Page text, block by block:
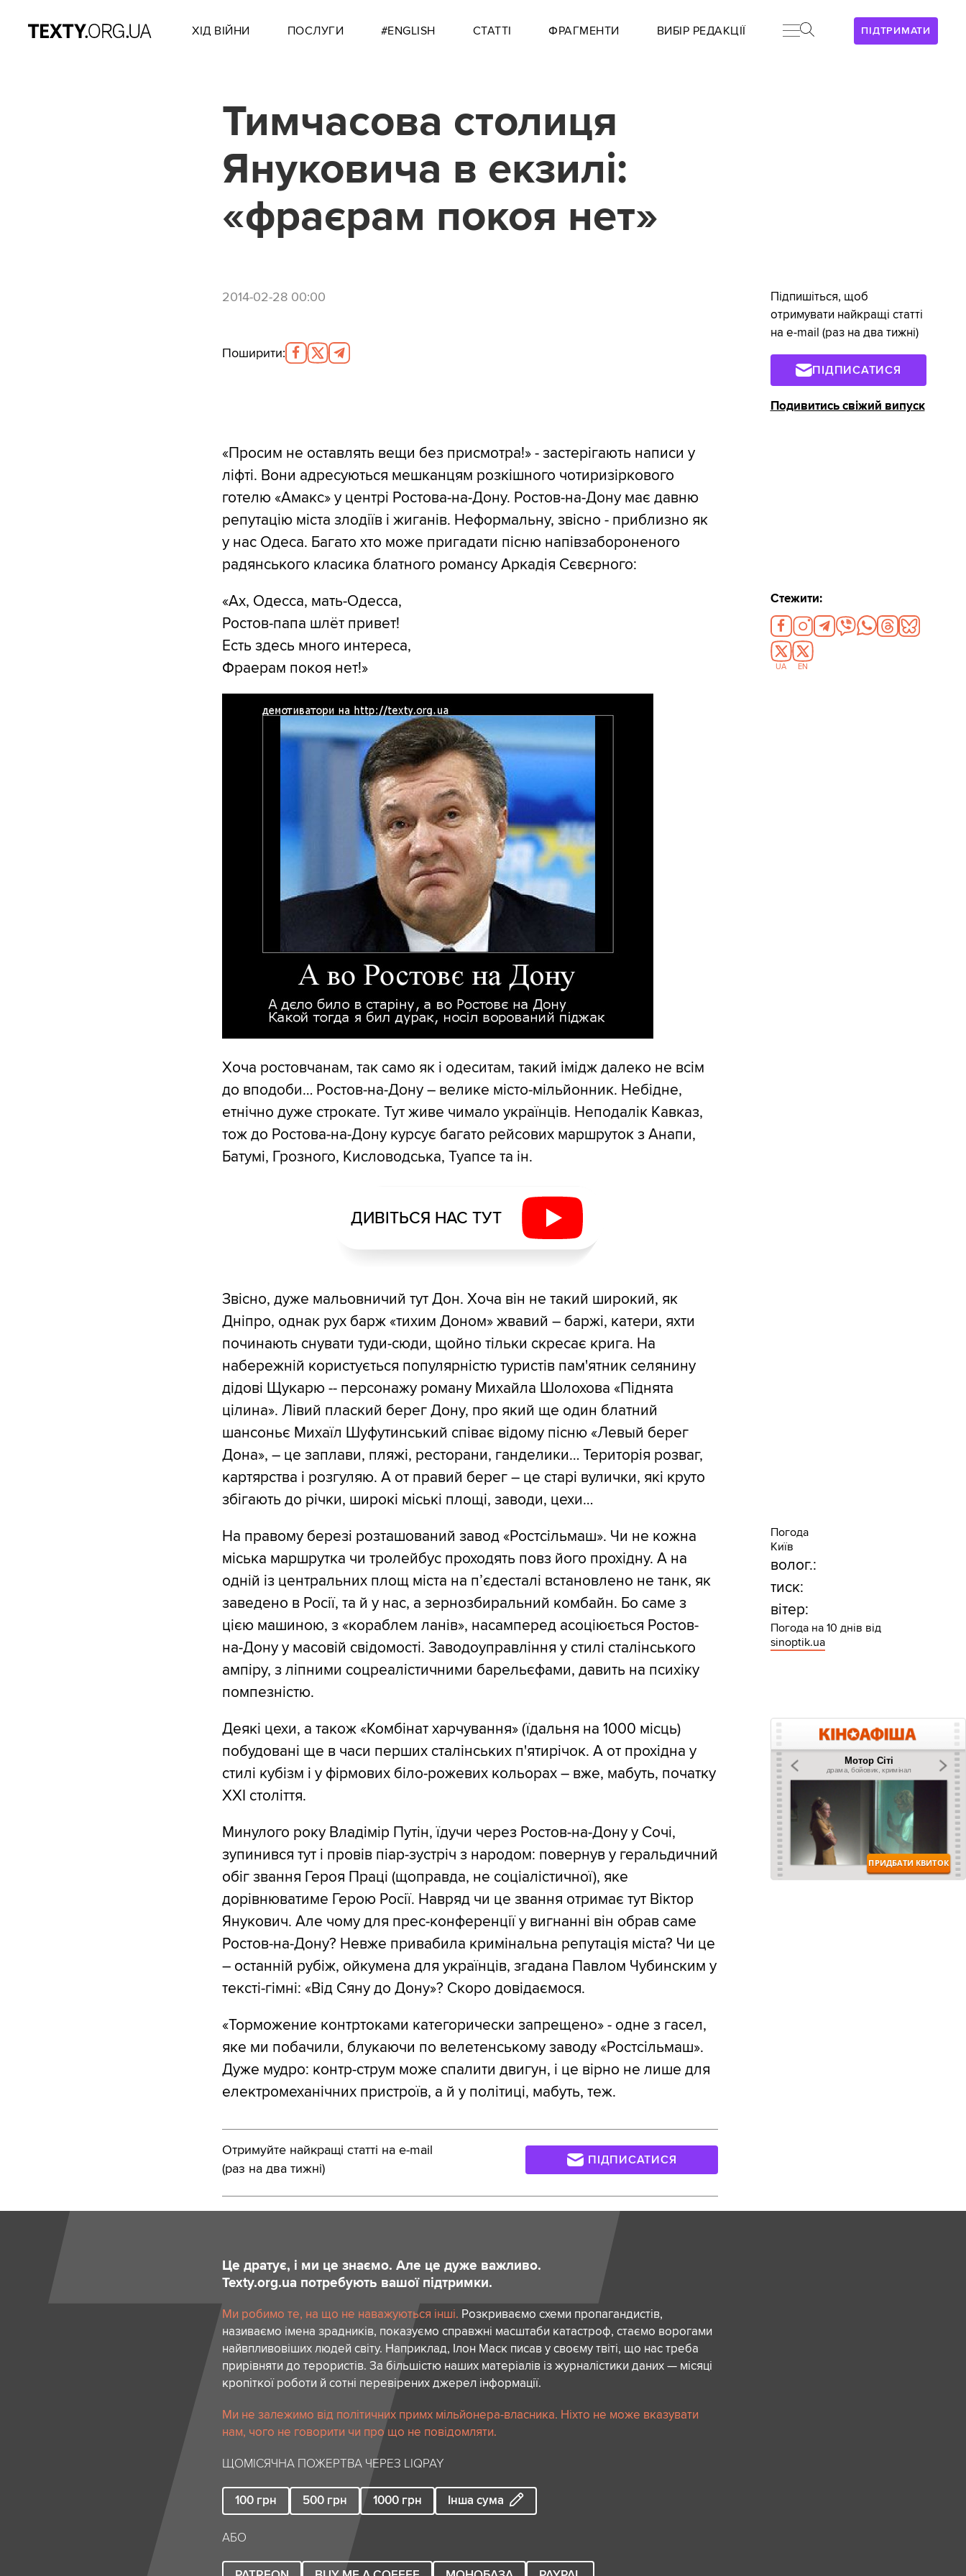
ПІДТРИМАТИ
ХІД ВІЙНИ ПОСЛУГИ #ENGLISH СТАТТІ ФРАГМЕНТИ ВИБІР РЕДАКЦІЇ
Тимчасова столиця
Януковича в екзилі:
«фраєрам покоя нет»
2014-02-28 00:00
Поширити:
«Просим не оставлять вещи без присмотра!» - застерігають написи у
ліфті. Вони адресуються мешканцям розкішного чотиризіркового
готелю «Амакс» у центрі Ростова-на-Дону. Ростов-на-Дону має давню
репутацію міста злодіїв і жиганів. Неформальну, звісно - приблизно як
у нас Одеса. Багато хто може пригадати пісню напівзабороненого
радянського класика блатного романсу Аркадія Сєвєрного:
«Ах, Одесса, мать-Одесса,
Ростов-папа шлёт привет!
Есть здесь много интереса,
Фраерам покоя нет!»
Хоча ростовчанам, так само як і одеситам, такий імідж далеко не всім
до вподоби… Ростов-на-Дону – велике місто-мільйонник. Небідне,
етнічно дуже строкате. Тут живе чимало українців. Неподалік Кавказ,
тож до Ростова-на-Дону курсує багато рейсових маршруток з Анапи,
Батумі, Грозного, Кисловодська, Туапсе та ін.
ДИВІТЬСЯ НАС ТУТ
Звісно, дуже мальовничий тут Дон. Хоча він не такий широкий, як
Дніпро, однак рух барж «тихим Доном» жвавий – баржі, катери, яхти
починають снувати туди-сюди, щойно тільки скресає крига. На
набережній користується популярністю туристів пам'ятник селянину
дідові Щукарю -- персонажу роману Михайла Шолохова «Піднята
цілина». Лівий плаский берег Дону, про який ще один блатний
шансоньє Михаїл Шуфутинський співає відому пісню «Левый берег
Дона», – це заплави, пляжі, ресторани, ганделики… Територія розваг,
картярства і розгуляю. А от правий берег – це старі вулички, які круто
збігають до річки, широкі міські площі, заводи, цехи…
На правому березі розташований завод «Ростсільмаш». Чи не кожна
міська маршрутка чи тролейбус проходять повз його прохідну. А на
одній із центральних площ міста на п’єдесталі встановлено не танк, як
заведено в Росії, та й у нас, а зернозбиральний комбайн. Бо саме з
цією машиною, з «кораблем ланів», насамперед асоціюється Ростов-
на-Дону у масовій свідомості. Заводоуправління у стилі сталінського
ампіру, з ліпними соцреалістичними барельєфами, давить на психіку
помпезністю.
Деякі цехи, а також «Комбінат харчування» (їдальня на 1000 місць)
побудовані ще в часи перших сталінських п'ятирічок. А от прохідна у
стилі кубізм і у фірмових біло-рожевих кольорах – вже, мабуть, початку
ХХI століття.
Минулого року Владімір Путін, їдучи через Ростов-на-Дону у Сочі,
зупинився тут і провів піар-зустріч з народом: повернув у геральдичний
обіг звання Героя Праці (щоправда, не соціалістичної), яке
дорівнюватиме Герою Росії. Навряд чи це звання отримає тут Віктор
Янукович. Але чому для прес-конференції у вигнанні він обрав саме
Ростов-на-Дону? Невже привабила кримінальна репутація міста? Чи це
– останній рубіж, ойкумена для українців, згадана Павлом Чубинским у
тексті-гімні: «Від Сяну до Дону»? Скоро довідаємося.
«Торможение контртоками категорически запрещено» - одне з гасел,
яке ми побачили, блукаючи по велетенському заводу «Ростсільмаш».
Дуже мудро: контр-струм може спалити двигун, і це вірно не лише для
електромеханічних пристроїв, а й у політиці, мабуть, теж.
Отримуйте найкращі статті на e-mail
(раз на два тижні)
ПІДПИСАТИСЯ
Це дратує, і ми це знаємо. Але це дуже важливо.
Texty.org.ua потребують вашої підтримки.
Ми робимо те, на що не наважуються інші. Розкриваємо схеми пропагандистів,
називаємо імена зрадників, показуємо справжні масштаби катастроф, стаємо ворогами
найвпливовіших людей світу. Наприклад, Ілон Маск писав у своєму твіті, що нас треба
прирівняти до терористів. За більшістю наших матеріалів із журналістики даних — місяці
кропіткої роботи й сотні перевірених джерел інформації.
Ми не залежимо від політичних примх мільйонера-власника. Ніхто не може вказувати
нам, чого не говорити чи про що не повідомляти.
ЩОМІСЯЧНА ПОЖЕРТВА ЧЕРЕЗ LIQPAY
100 грн 500 грн 1000 грн Інша сума
АБО
Підпишіться, щоб
отримувати найкращі статті
на e-mail (раз на два тижні)
ПІДПИСАТИСЯ
Подивитись свіжий випуск
Стежити:
UA EN
Погода
Київ
волог.:
тиск:
вітер:
Погода на 10 днів від
sinoptik.ua